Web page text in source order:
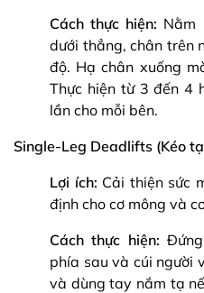
Cách thực hiện: Nằm
dưới thẳng, chân trên
độ. Hạ chân xuống
Thực hiện từ 3 đến 4
lần cho mỗi bên.
Single-Leg Deadlifts (Kéo
Lợi ích: Cải thiện sức
định cho cơ mông và
Cách thực hiện:
phía sau và cúi người
và dùng tay nắm tạ